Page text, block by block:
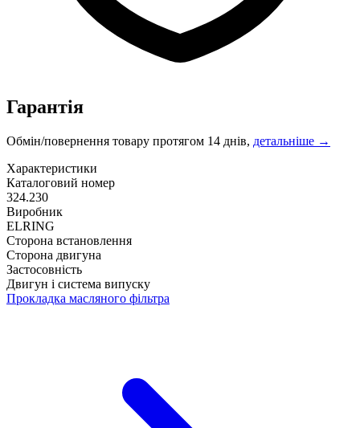
Гарантія
Обмін/повернення товару протягом 14 днів, детальніше →
Характеристики
Каталоговий номер
324.230
Виробник
ELRING
Сторона встановлення
Сторона двигуна
Застосовність
Двигун і система випуску
Прокладка масляного фільтра